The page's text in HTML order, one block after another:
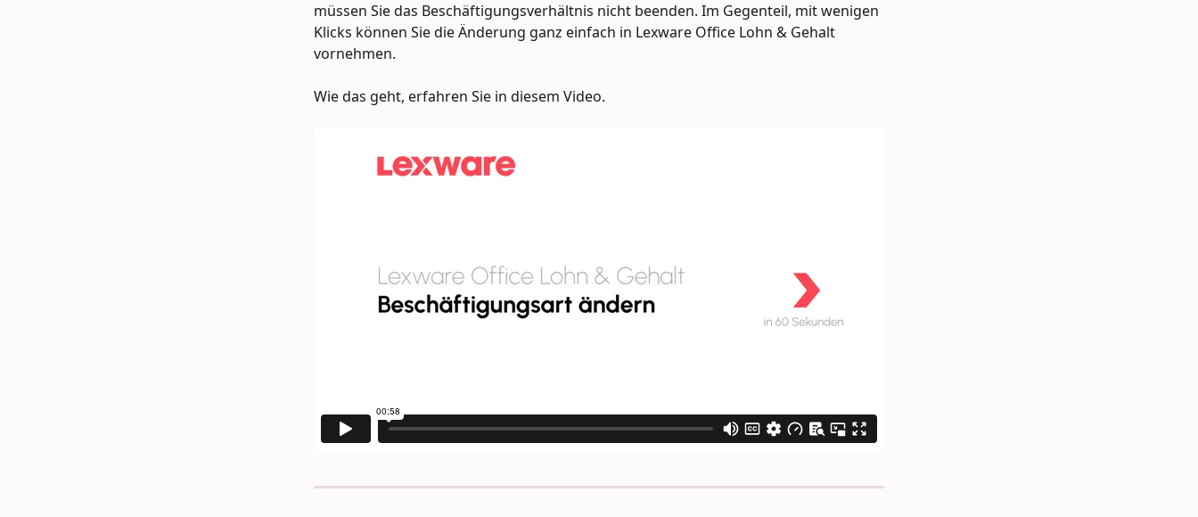
müssen Sie das Beschäftigungsverhältnis nicht beenden. Im Gegenteil, mit wenigen
Klicks können Sie die Änderung ganz einfach in Lexware Office Lohn & Gehalt
vornehmen.
Wie das geht, erfahren Sie in diesem Video.